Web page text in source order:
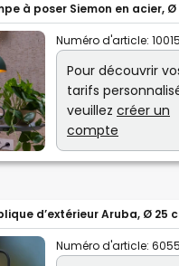
à poser Siemon en acier, Ø
Numéro d'article:
Pour découvrir
tarifs
veuillez créer un
compte
d’extérieur Aruba, Ø 25
Numéro d'article: